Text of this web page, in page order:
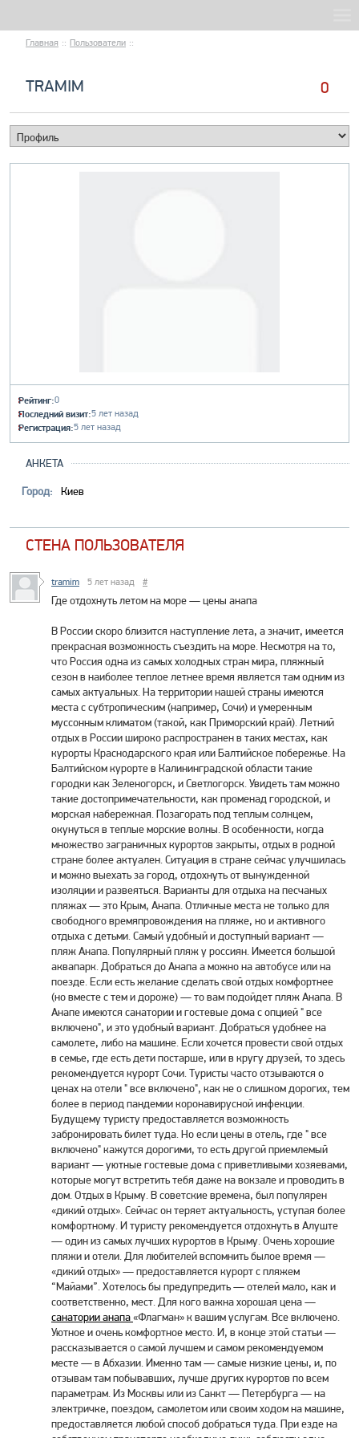
Главная :: Пользователи ::
0
TRAMIM
Рейтинг:0
Последний визит:5 лет назад
Регистрация:5 лет назад
АНКЕТА
Город: Киев
СТЕНА ПОЛЬЗОВАТЕЛЯ
tramim 5 лет назад #
Где отдохнуть летом на море — цены анапа
В России скоро близится наступление лета, а значит, имеется
прекрасная возможность съездить на море. Несмотря на то,
что Россия одна из самых холодных стран мира, пляжный
сезон в наиболее теплое летнее время является там одним из
самых актуальных. На территории нашей страны имеются
места с субтропическим (например, Сочи) и умеренным
муссонным климатом (такой, как Приморский край). Летний
отдых в России широко распространен в таких местах, как
курорты Краснодарского края или Балтийское побережье. На
Балтийском курорте в Калининградской области такие
городки как Зеленогорск, и Светлогорск. Увидеть там можно
такие достопримечательности, как променад городской, и
морская набережная. Позагорать под теплым солнцем,
окунуться в теплые морские волны. В особенности, когда
множество заграничных курортов закрыты, отдых в родной
стране более актуален. Ситуация в стране сейчас улучшилась
и можно выехать за город, отдохнуть от вынужденной
изоляции и развеяться. Варианты для отдыха на песчаных
пляжах — это Крым, Анапа. Отличные места не только для
свободного времяпровождения на пляже, но и активного
отдыха с детьми. Самый удобный и доступный вариант —
пляж Анапа. Популярный пляж у россиян. Имеется большой
аквапарк. Добраться до Анапа а можно на автобусе или на
поезде. Если есть желание сделать свой отдых комфортнее
(но вместе с тем и дороже) — то вам подойдет пляж Анапа. В
Анапе имеются санатории и гостевые дома с опцией " все
включено", и это удобный вариант. Добраться удобнее на
самолете, либо на машине. Если хочется провести свой отдых
в семье, где есть дети постарше, или в кругу друзей, то здесь
рекомендуется курорт Сочи. Туристы часто отзываются о
ценах на отели " все включено", как не о слишком дорогих, тем
более в период пандемии коронавирусной инфекции.
Будущему туристу предоставляется возможность
забронировать билет туда. Но если цены в отель, где " все
включено" кажутся дорогими, то есть другой приемлемый
вариант — уютные гостевые дома с приветливыми хозяевами,
которые могут встретить тебя даже на вокзале и проводить в
дом. Отдых в Крыму. В советские времена, был популярен
«дикий отдых». Сейчас он теряет актуальность, уступая более
комфортному. И туристу рекомендуется отдохнуть в Алуште
— один из самых лучших курортов в Крыму. Очень хорошие
пляжи и отели. Для любителей вспомнить былое время —
«дикий отдых» — предоставляется курорт с пляжем
“Майами”. Хотелось бы предупредить — отелей мало, как и
соответственно, мест. Для кого важна хорошая цена —
санатории анапа«Флагман» к вашим услугам. Все включено.
Уютное и очень комфортное место. И, в конце этой статьи —
рассказывается о самой лучшем и самом рекомендуемом
месте — в Абхазии. Именно там — самые низкие цены, и, по
отзывам там побывавших, лучше других курортов по всем
параметрам. Из Москвы или из Санкт — Петербурга — на
электричке, поездом, самолетом или своим ходом на машине,
предоставляется любой способ добраться туда. При езде на